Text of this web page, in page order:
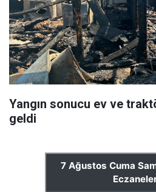
Yangın sonucu ev ve
geldi